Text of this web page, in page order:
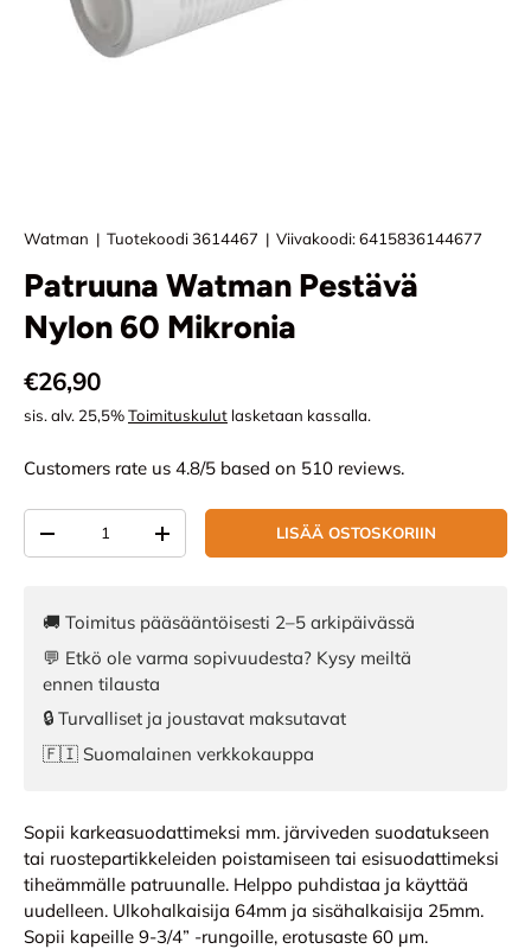
Watman | Tuotekoodi3614467 | Viivakoodi:6415836144677
Patruuna Watman Pestävä
Nylon 60 Mikronia
Normaali hinta
€26,90
sis. alv. 25,5%Toimituskulut lasketaan kassalla.
Customers rate us 4.8/5 based on 510 reviews.
VÄHENNÄ MÄÄRÄÄLISÄÄ MÄÄRÄÄLISÄÄ OSTOSKORIIN
🚚 Toimitus pääsääntöisesti 2–5 arkipäivässä
💬 Etkö ole varma sopivuudesta? Kysy meiltä
ennen tilausta
🔒 Turvalliset ja joustavat maksutavat
🇫🇮 Suomalainen verkkokauppa
Sopii karkeasuodattimeksi mm. järviveden suodatukseen
tai ruostepartikkeleiden poistamiseen tai esisuodattimeksi
tiheämmälle patruunalle. Helppo puhdistaa ja käyttää
uudelleen. Ulkohalkaisija 64mm ja sisähalkaisija 25mm.
Sopii kapeille 9-3/4” -rungoille, erotusaste 60 µm.